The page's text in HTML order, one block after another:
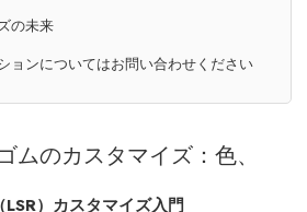
の未来
ョンについてはお問い合わせください
ムのカスタマイズ：色、
）カスタマイズ入門